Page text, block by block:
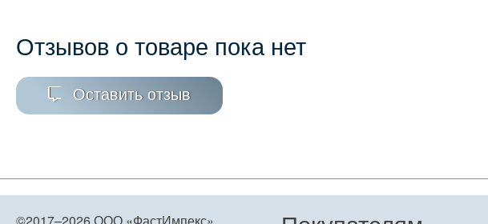
Отзывов о товаре пока нет
Оставить отзыв